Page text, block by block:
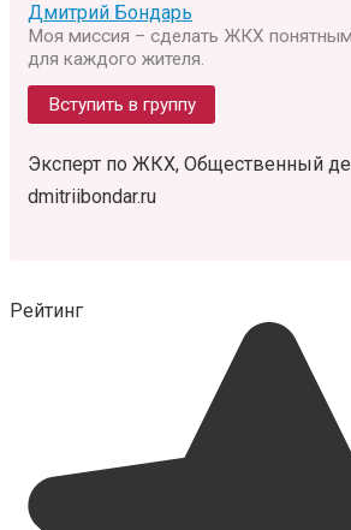
Дмитрий Бондарь
Моя миссия – сделать ЖКХ
для каждого жителя.
Вступить в группу
Эксперт по ЖКХ, Общественный
dmitriibondar.ru
Рейтинг